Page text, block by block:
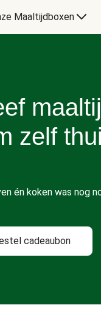
Maaltijdboxen
zelf
én koken was nog
cadeaubon